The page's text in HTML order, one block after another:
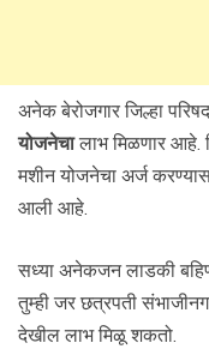
अनेक बेरोजगार जिल्हा
योजनेचालाभ मिळणार आहे.
मशीन योजनेचा अर्ज
आली आहे.
सध्या अनेकजन लाडकी
तुम्ही जर छत्रपती
देखील लाभ मिळू शकतो.